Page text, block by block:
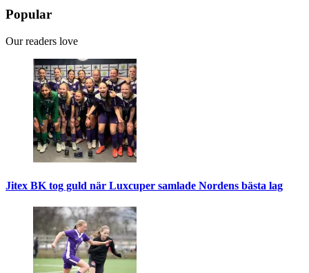
Popular
Our readers love
Jitex BK tog guld när Luxcuper samlade Nordens bästa lag